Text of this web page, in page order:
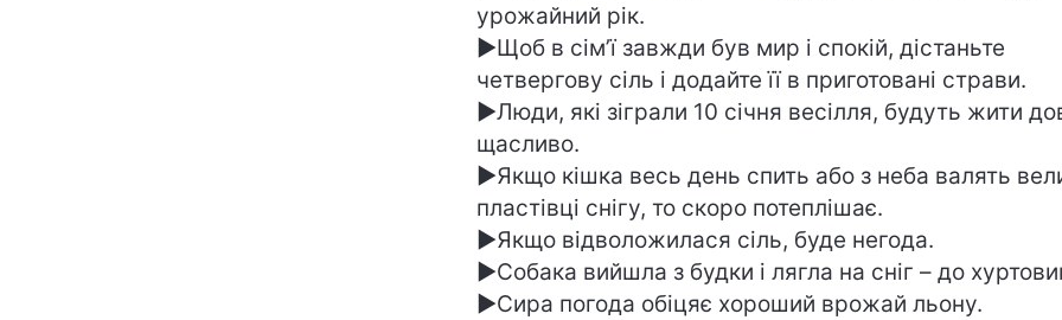
урожайний рік.
►Щоб в сім’ї завжди був мир і спокій, дістаньте
четвергову сіль і додайте її в приготовані страви.
►Люди, які зіграли 10 січня весілля, будуть жити
щасливо.
►Якщо кішка весь день спить або з неба валять
пластівці снігу, то скоро потеплішає.
►Якщо відволожилася сіль, буде негода.
►Собака вийшла з будки і лягла на сніг – до
►Сира погода обіцяє хороший врожай льону.